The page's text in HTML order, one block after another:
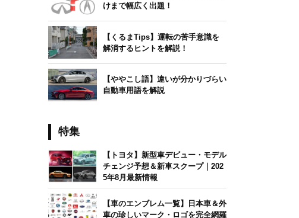
けまで幅広く出題！
【くるまTips】運転の苦手意識を
解消するヒントを解説！
【ややこし語】違いが分かりづらい
自動車用語を解説
特集
【トヨタ】新型車デビュー・モデル
チェンジ予想＆新車スクープ｜202
5年8月最新情報
【車のエンブレム一覧】日本車＆外
車の珍しいマーク・ロゴを完全網羅